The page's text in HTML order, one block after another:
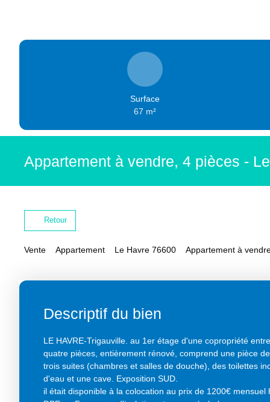
Surface
67 m²
Appartement à vendre, 4 pièces -
Retour
Vente Appartement Le Havre 76600 Appartement à
Descriptif du bien
LE HAVRE-Trigauville. au 1er étage d'une copropriété
quatre pièces, entièrement rénové, comprend une pièce
trois suites (chambres et salles de douche), des toilettes
d'eau et une cave. Exposition SUD.
il était disponible à la colocation au prix de 1200€ mensuel